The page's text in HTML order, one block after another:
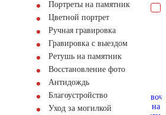
Портреты на памятник
Цветной портрет
Ручная гравировка
Гравировка с выездом
Ретушь на памятник
Восстановление фото
Антидождь
Благоустройство
Уход за могилкой